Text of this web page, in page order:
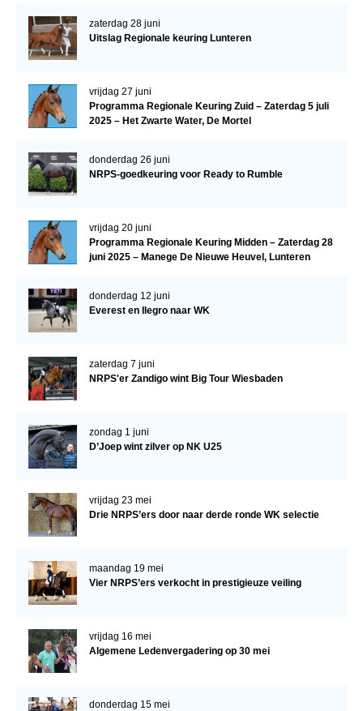
zaterdag 28 juni
Uitslag Regionale keuring Lunteren
vrijdag 27 juni
Programma Regionale Keuring Zuid – Zaterdag 5 juli
2025 – Het Zwarte Water, De Mortel
donderdag 26 juni
NRPS-goedkeuring voor Ready to Rumble
vrijdag 20 juni
Programma Regionale Keuring Midden – Zaterdag 28
juni 2025 – Manege De Nieuwe Heuvel, Lunteren
donderdag 12 juni
Everest en Ilegro naar WK
zaterdag 7 juni
NRPS'er Zandigo wint Big Tour Wiesbaden
zondag 1 juni
D’Joep wint zilver op NK U25
vrijdag 23 mei
Drie NRPS’ers door naar derde ronde WK selectie
maandag 19 mei
Vier NRPS’ers verkocht in prestigieuze veiling
vrijdag 16 mei
Algemene Ledenvergadering op 30 mei
donderdag 15 mei